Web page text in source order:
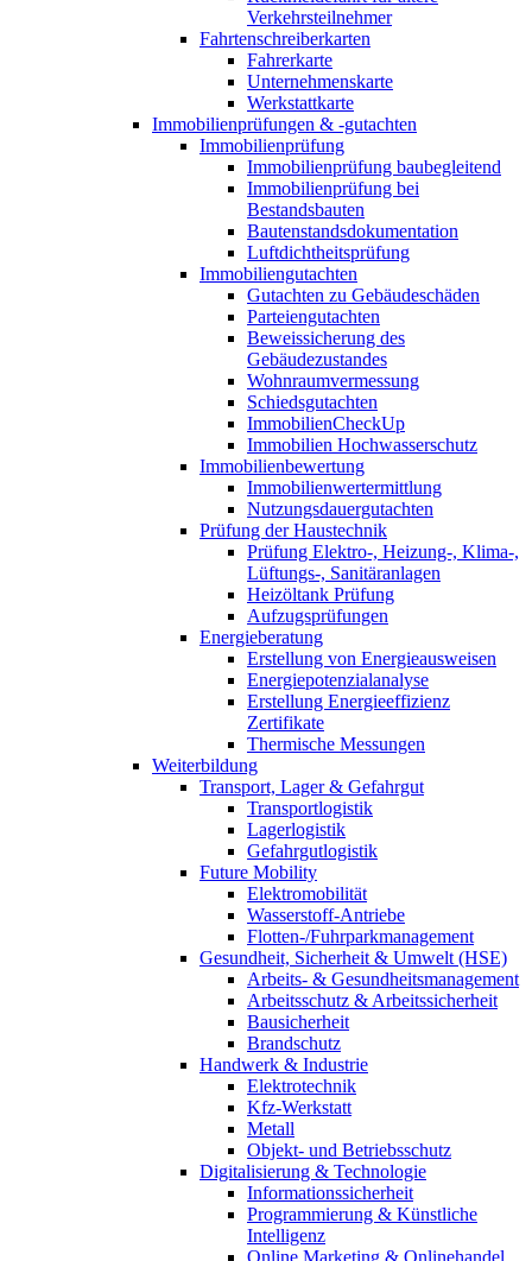
Verkehrsteilnehmer
Fahrtenschreiberkarten
Fahrerkarte
Unternehmenskarte
Werkstattkarte
Immobilienprüfungen & -gutachten
Immobilienprüfung
Immobilienprüfung baubegleitend
Immobilienprüfung bei
Bestandsbauten
Bautenstandsdokumentation
Luftdichtheitsprüfung
Immobiliengutachten
Gutachten zu Gebäudeschäden
Parteiengutachten
Beweissicherung des
Gebäudezustandes
Wohnraumvermessung
Schiedsgutachten
ImmobilienCheckUp
Immobilien Hochwasserschutz
Immobilienbewertung
Immobilienwertermittlung
Nutzungsdauergutachten
Prüfung der Haustechnik
Prüfung Elektro-, Heizung-, Klima-,
Lüftungs-, Sanitäranlagen
Heizöltank Prüfung
Aufzugsprüfungen
Energieberatung
Erstellung von Energieausweisen
Energiepotenzialanalyse
Erstellung Energieeffizienz
Zertifikate
Thermische Messungen
Weiterbildung
Transport, Lager & Gefahrgut
Transportlogistik
Lagerlogistik
Gefahrgutlogistik
Future Mobility
Elektromobilität
Wasserstoff-Antriebe
Flotten-/Fuhrparkmanagement
Gesundheit, Sicherheit & Umwelt (HSE)
Arbeits- & Gesundheitsmanagement
Arbeitsschutz & Arbeitssicherheit
Bausicherheit
Brandschutz
Handwerk & Industrie
Elektrotechnik
Kfz-Werkstatt
Metall
Objekt- und Betriebsschutz
Digitalisierung & Technologie
Informationssicherheit
Programmierung & Künstliche
Intelligenz
Online Marketing & Onlinehandel